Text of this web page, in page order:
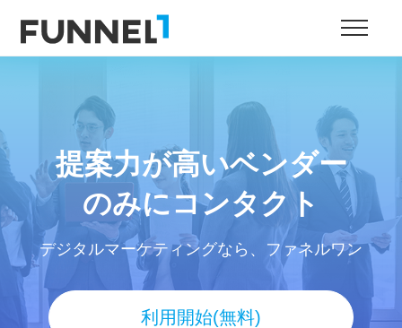
提案力が高いベンダー
のみにコンタクト
デジタルマーケティングなら、ファネルワン
利用開始(無料)